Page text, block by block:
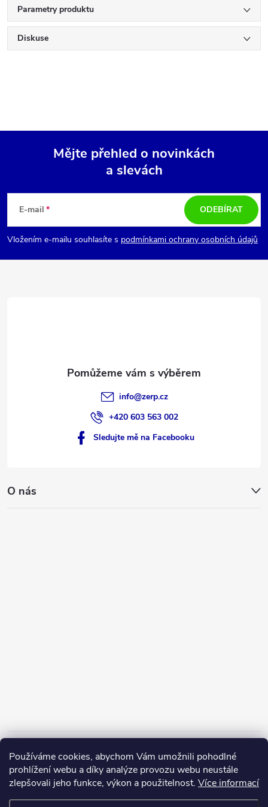
Používáme cookies, abychom Vám umožnili pohodlné
prohlížení webu a díky analýze provozu webu neustále
zlepšovali jeho funkce, výkon a použitelnost. Více informací
Parametry produktu
Diskuse
p
a
Mějte přehled o novinkách
a slevách
E-mail
Vložením e-mailu souhlasíte s podmínkami ochrany osobních údajů
ODEBÍRAT
info@zerp.cz
+420 603 563 002
Sledujte mě na Facebooku
O nás